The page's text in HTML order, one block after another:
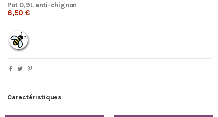
Pot 0,9L anti-chignon
6,50 €
Caractéristiques